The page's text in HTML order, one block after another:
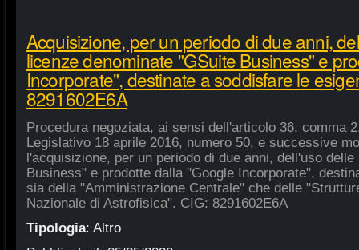
Acquisizione, per un periodo di due anni,
licenze denominate "GSuite Business" e
Incorporate", destinate a soddisfare le
8291602E6A
Procedura negoziata, ai sensi dell'articolo 36, comma
Legislativo 18 aprile 2016, numero 50, e successive
l'acquisizione, per un periodo di due anni, dell'uso
Business" e prodotte dalla "Google Incorporate",
sia della "Amministrazione Centrale" che delle
Nazionale di Astrofisica". CIG: 8291602E6A
Tipologia: Altro